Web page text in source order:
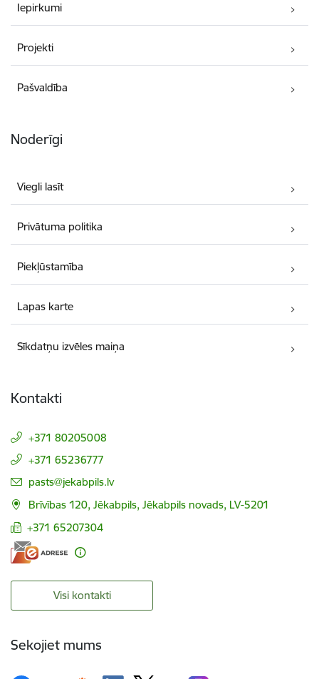
Iepirkumi
Projekti
Pašvaldība
Noderīgi
Viegli lasīt
Privātuma politika
Piekļūstamība
Lapas karte
Sīkdatņu izvēles maiņa
Kontakti
+371 80205008
+371 65236777
E-pasts:
pasts@jekabpils.lv
Brīvības 120, Jēkabpils, Jēkabpils novads, LV-5201
+371 65207304
Visi kontakti
Sekojiet mums